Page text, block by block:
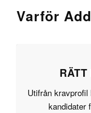
Varför
Utifrån
kandidater